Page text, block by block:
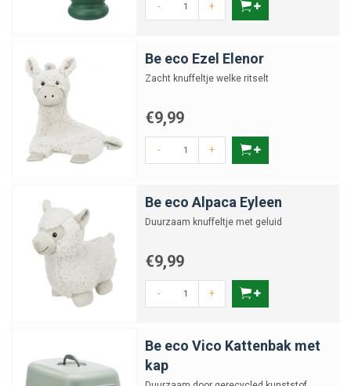
- +
Be eco Ezel Elenor
Zacht knuffeltje welke ritselt
€9,99
- +
Be eco Alpaca Eyleen
Duurzaam knuffeltje met geluid
€9,99
- +
Be eco Vico Kattenbak met
kap